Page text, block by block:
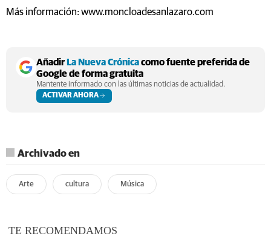
Más información: www.moncloadesanlazaro.com
AñadirLa Nueva Crónicacomo fuente preferida de
Google de forma gratuita
Mantente informado con las últimas noticias de actualidad.
ACTIVAR AHORA
Archivado en
Arte cultura Música
TE RECOMENDAMOS